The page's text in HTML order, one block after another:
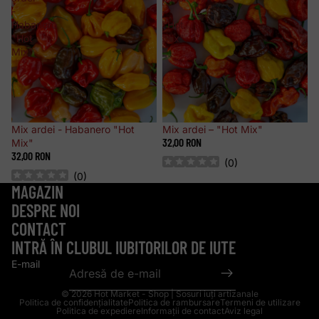
-
Habanero
"Hot
Mix"
Stoc epuizat
Mix ardei - Habanero "Hot
Mix"
32,00 RON
(0)
–
"Hot
Mix"
Stoc epuizat
Mix ardei – "Hot Mix"
32,00 RON
(0)
MAGAZIN
DESPRE NOI
CONTACT
INTRĂ ÎN CLUBUL IUBITORILOR DE IUTE
E-mail
© 2026Hot Market - Shop | Sosuri iuți artizanale
Politica de confidențialitatePolitica de rambursareTermeni de utilizare
Politica de expediereInformații de contactAviz legal